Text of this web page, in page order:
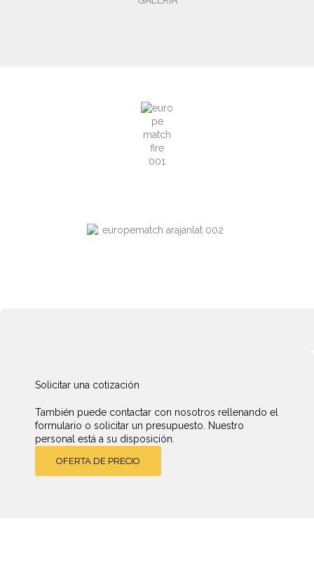
Solicitar una cotización
También puede contactar con nosotros rellenando el
formulario o solicitar un presupuesto. Nuestro
personal está a su disposición.
OFERTA DE PRECIO